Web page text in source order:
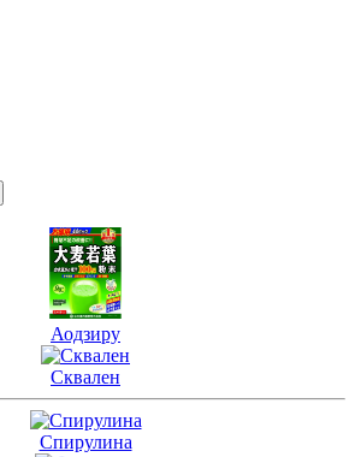
Аодзиру
Сквален
Спирулина